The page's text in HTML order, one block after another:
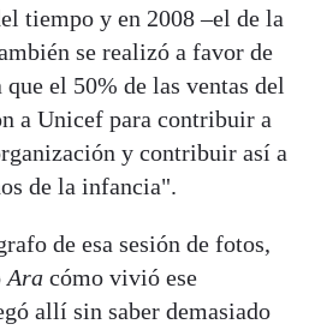
tiempo y en 2008 –el de la
se realizó a favor de
el 50% de las ventas del
a Unicef para contribuir a
y contribuir así a
de la infancia".
de esa sesión de fotos,
Ara cómo vivió ese
allí sin saber demasiado